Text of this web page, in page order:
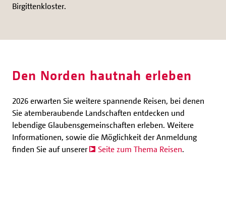
Birgittenkloster.
Den Norden hautnah erleben
2026 erwarten Sie weitere spannende Reisen, bei denen
Sie atemberaubende Landschaften entdecken und
lebendige Glaubensgemeinschaften erleben. Weitere
Informationen, sowie die Möglichkeit der Anmeldung
finden Sie auf unserer
Seite zum Thema Reisen.